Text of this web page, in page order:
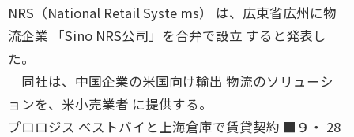
NRS（National Retail Syste ms） は、広東省広州に物
流企業 「Sino NRS公司」を合弁で設立 すると発表し
た。
同社は、中国企業の米国向け輸出 物流のソリューシ
ョンを、米小売業者 に提供する。
プロロジス ベストバイと上海倉庫で賃貸契約 ■９・ 28